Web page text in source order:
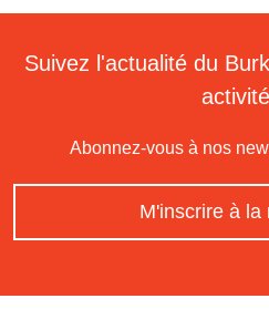
Suivez l'actualité du
Abonnez-vous à nos
M'inscrire à la